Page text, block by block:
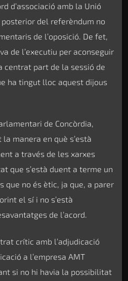
d’associació amb la Unió
del referèndum no
de l’oposició. De fet,
de l’executiu per aconseguir
centrat part de la sessió de
ha tingut lloc aquest dijous
de Concòrdia,
manera en què s’està
a través de les xarxes
que s’està duent a terme un
que no és ètic, ja que, a parer
el sí i no s’està
de l’acord.
crític amb l’adjudicació
a l’empresa AMT
si no hi havia la possibilitat